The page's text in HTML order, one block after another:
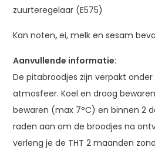
zuurteregelaar (E575)
Kannoten,ei,melk ensesam
Aanvullende informatie:
De pitabroodjes zijn verpakt
atmosfeer. Koel en droog
bewaren (max 7°C) en binnen 2
raden aan om de broodjes na
verleng je de THT 2 maanden